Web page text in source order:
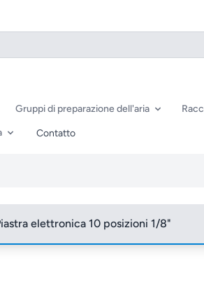
Gruppi di preparazione dell'aria
Contatto
elettronica 10 posizioni 1/8"